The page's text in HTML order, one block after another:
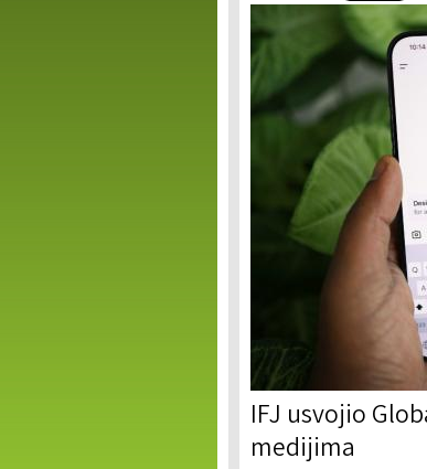
IFJ usvojio
medijima